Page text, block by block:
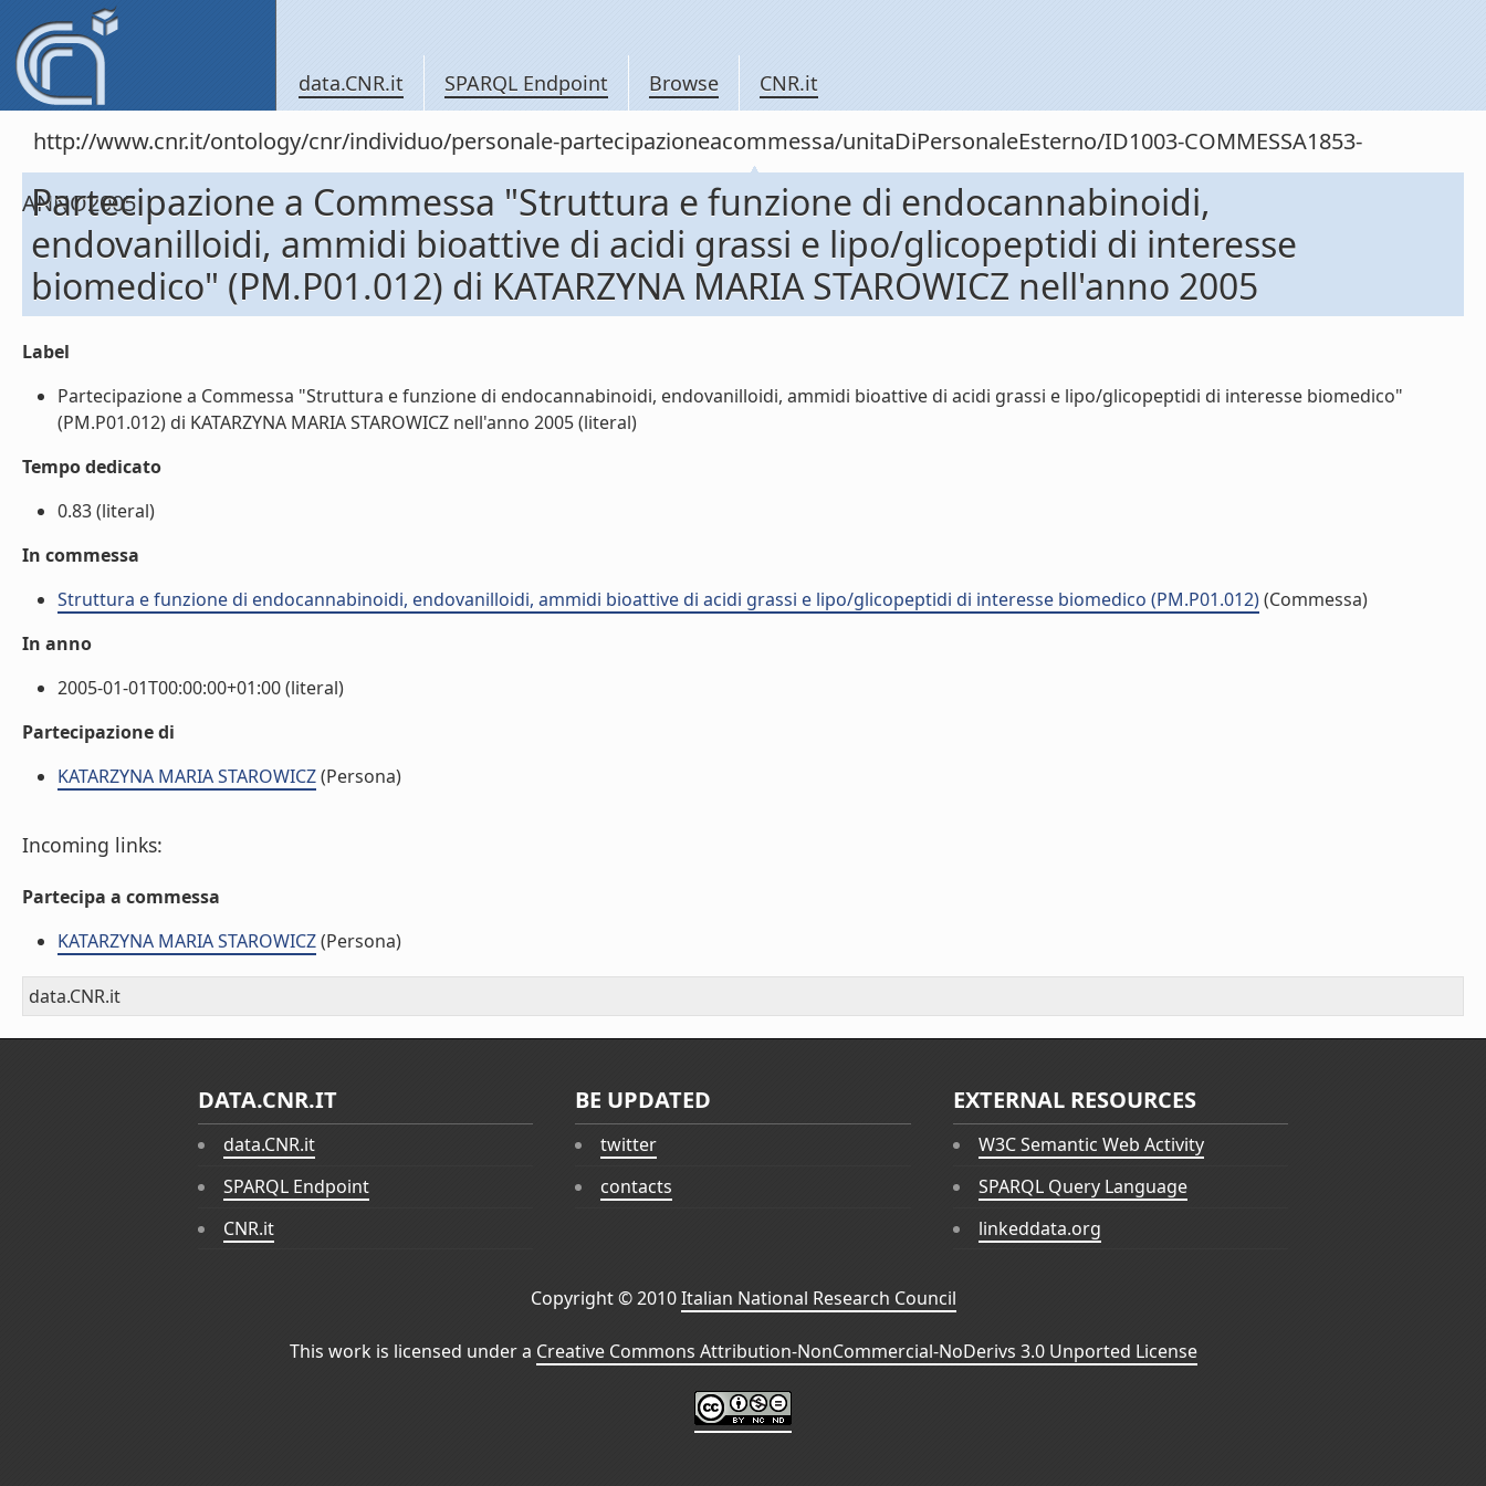
data.CNR.it SPARQL Endpoint Browse CNR.it
http://www.cnr.it/ontology/cnr/individuo/personale-partecipazioneacommessa/unitaDiPersonaleEsterno/ID1003-COMMESSA1853-
ANNO2005
Partecipazione a Commessa "Struttura e funzione di endocannabinoidi,
endovanilloidi, ammidi bioattive di acidi grassi e lipo/glicopeptidi di interesse
biomedico" (PM.P01.012) di KATARZYNA MARIA STAROWICZ nell'anno 2005
Label
Partecipazione a Commessa "Struttura e funzione di endocannabinoidi, endovanilloidi, ammidi bioattive di acidi grassi e lipo/glicopeptidi di interesse biomedico"
(PM.P01.012) di KATARZYNA MARIA STAROWICZ nell'anno 2005 (literal)
Tempo dedicato
0.83 (literal)
In commessa
Struttura e funzione di endocannabinoidi, endovanilloidi, ammidi bioattive di acidi grassi e lipo/glicopeptidi di interesse biomedico (PM.P01.012)(Commessa)
In anno
2005-01-01T00:00:00+01:00 (literal)
Partecipazione di
KATARZYNA MARIA STAROWICZ(Persona)
Incoming links:
Partecipa a commessa
KATARZYNA MARIA STAROWICZ(Persona)
data.CNR.it
DATA.CNR.IT
data.CNR.it
SPARQL Endpoint
CNR.it
BE UPDATED
twitter
contacts
EXTERNAL RESOURCES
W3C Semantic Web Activity
SPARQL Query Language
linkeddata.org
Copyright © 2010Italian National Research Council
This work is licensed under a Creative Commons Attribution-NonCommercial-NoDerivs 3.0 Unported License